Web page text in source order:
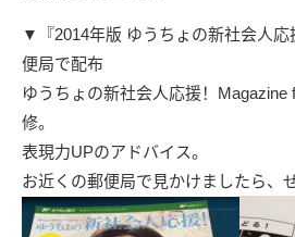
▼『2014年版 ゆうちょの新社会人
便局で配布
ゆうちょの新社会人応援！Magazine
修。
表現力UPのアドバイス。
お近くの郵便局で見かけましたら、